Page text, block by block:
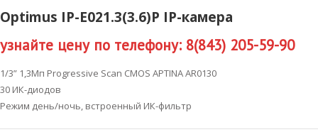
Optimus IP-E021.3(3.6)P IP-камера
узнайте цену по телефону: 8(843) 205-59-90
1/3” 1,3Мп Progressive Scan CMOS APTINA AR0130
30 ИК-диодов
Режим день/ночь, встроенный ИК-фильтр